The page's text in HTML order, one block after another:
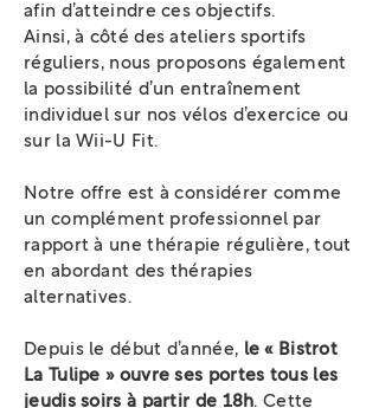
afin d’atteindre ces objectifs.
Ainsi, à côté des ateliers sportifs
réguliers, nous proposons également
la possibilité d’un entraînement
individuel sur nos vélos d’exercice ou
sur la Wii-U Fit.
Notre offre est à considérer comme
un complément professionnel par
rapport à une thérapie régulière, tout
en abordant des thérapies
alternatives.
Depuis le début d’année, le « Bistrot
La Tulipe » ouvre ses portes tous les
jeudis soirs à partir de 18h. Cette